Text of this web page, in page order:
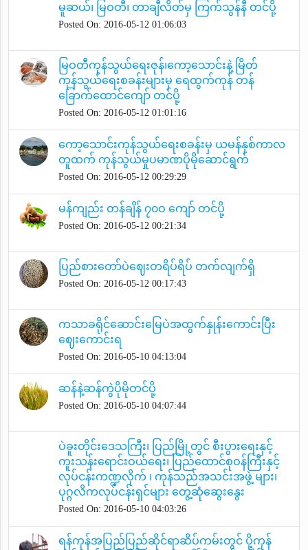
မူဆယ်၊ မြဝတီ၊ တာချီလိတ်မှ ကြက်သွန်နီ တင်ပို့
Posted On: 2016-05-12 01:06:03
မြဝတီကုန်သွယ်ရေးဇုန်၊ကော့သောင်းနဲ့ မြိတ်
ကုန်သွယ်ရေးစခန်းများမှ ရေထွက်ကုန် တန်
ခြောက်ထောင်ကျော် တင်ပို့
Posted On: 2016-05-12 01:01:16
ကော့သောင်းကုန်သွယ်ရေးစခန်းမှ ယမန်နှစ်ကာလ
တူထက် ကုန်သွယ်မှုပမာဏပိုမိုဆောင်ရွက်
Posted On: 2016-05-12 00:29:29
မန်ကျည်း တန်ချိန် ၇၀ဝ ကျော် တင်ပို့
Posted On: 2016-05-12 00:21:34
ပြည်စားတော်ပဲဈေးတရိပ်ရိပ် တက်လျက်ရှိ
Posted On: 2016-05-12 00:17:43
ကသာခရိုင်ဆောင်းမြေပဲအထွက်နှုန်းကောင်းပြီး
ဈေးကောင်းရ
Posted On: 2016-05-10 04:13:04
ဆန်နဲ့ဆန်ကွဲပိုမိုတင်ပို့
Posted On: 2016-05-10 04:07:44
ပဲခူးတိုင်းဒေသကြီး၊ ပြည်မြို့တွင် စီးပွားရေးနှင့်
ကူးသန်းရောင်းဝယ်ရေး၊ ပြည်ထောင်စုဝန်ကြီးနှင့်
လုပ်ငန်းကဏ္ဍလိုက် ၊ ကုန်သည်အသင်းအဖွဲ့ များ၊
ပုဂ္ဂလိကလုပ်ငန်းရှင်များ တွေ့ဆုံဆွေးနွေး
Posted On: 2016-05-10 04:03:26
ရန်ကုန်အပြည်ပြည်ဆိုင်ရာဆိပ်ကမ်းတွင် ပို့ကုန်